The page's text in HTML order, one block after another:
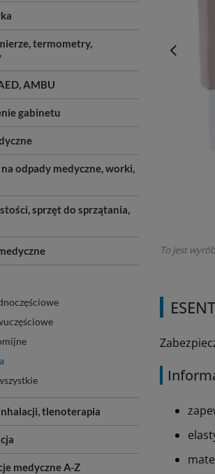
termometry,
AMBU
gabinetu
odpady medyczne, worki,
sprzęt do sprzątania,
tlenoterapia
medyczne A-Z
To jest